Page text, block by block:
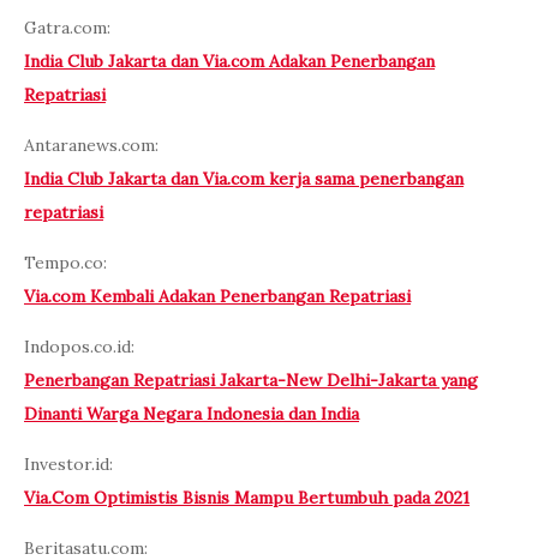
Gatra.com:
India Club Jakarta dan Via.com Adakan Penerbangan
Repatriasi
Antaranews.com:
India Club Jakarta dan Via.com kerja sama penerbangan
repatriasi
Tempo.co:
Via.com Kembali Adakan Penerbangan Repatriasi
Indopos.co.id:
Penerbangan Repatriasi Jakarta-New Delhi-Jakarta yang
Dinanti Warga Negara Indonesia dan India
Investor.id:
Via.Com Optimistis Bisnis Mampu Bertumbuh pada 2021
Beritasatu.com: